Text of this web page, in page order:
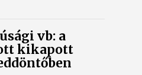
vb: a
kikapott